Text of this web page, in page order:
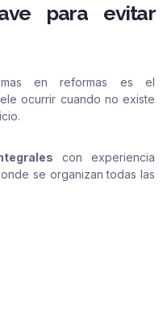
para evitar
en reformas es el
ocurrir cuando no existe
con experiencia
se organizan todas las